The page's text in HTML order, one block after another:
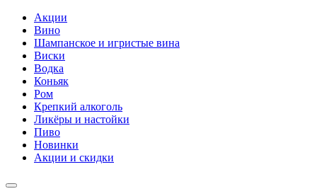
Акции
Вино
Шампанское и игристые вина
Виски
Водка
Коньяк
Ром
Крепкий алкоголь
Ликёры и настойки
Пиво
Новинки
Акции и скидки